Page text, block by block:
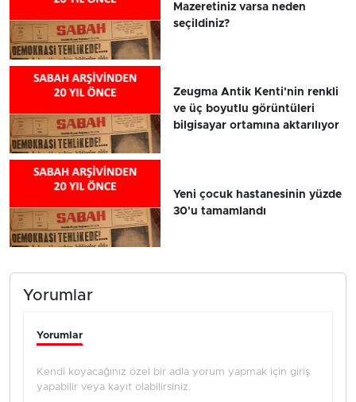
Mazeretiniz varsa neden
seçildiniz?
Zeugma Antik Kenti'nin renkli
ve üç boyutlu görüntüleri
bilgisayar ortamına aktarılıyor
Yeni çocuk hastanesinin yüzde
30'u tamamlandı
Yorumlar
Yorumlar
Kendi koyacağınız özel bir adla yorum yapmak için giriş
yapabilir veya kayıt olabilirsiniz.